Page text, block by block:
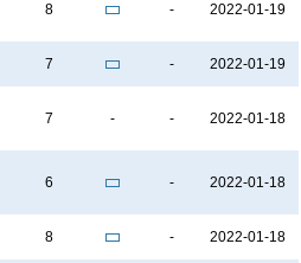
8 - 2022-01-19
7 - 2022-01-19
7 - - 2022-01-18
6 - 2022-01-18
8 - 2022-01-18